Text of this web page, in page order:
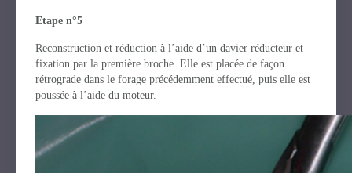
Etape n°5
Reconstruction et réduction à l’aide d’un davier réducteur et
fixation par la première broche. Elle est placée de façon
rétrograde dans le forage précédemment effectué, puis elle est
poussée à l’aide du moteur.